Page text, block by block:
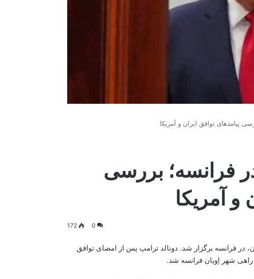
پیامدهای توافق ایران و آمریکا
بررسی
و آمریکا
0
172
گروه هفت عصر دوشنبه، ۱۵ جون، در فرانسه برگزار شد. دونالد ترامپ پس از امضای توافق
شهر اِویان فرانسه شد.